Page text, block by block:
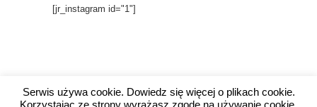
[jr_instagram id="1"]
Serwis używa cookie. Dowiedz się więcej o plikach cookie.